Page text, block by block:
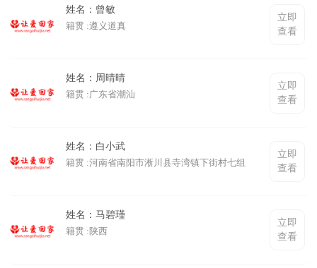
姓名：曾敏
籍贯 :遵义道真
立即
查看
姓名：周晴晴
籍贯 :广东省潮汕
立即
查看
姓名：白小武
籍贯 :河南省南阳市淅川县寺湾镇下街村七组
立即
查看
姓名：马碧瑾
籍贯 :陕西
立即
查看